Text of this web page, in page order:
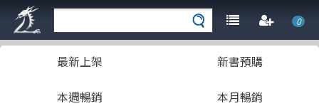
0
最新上架 新書預購
本週暢銷 本月暢銷